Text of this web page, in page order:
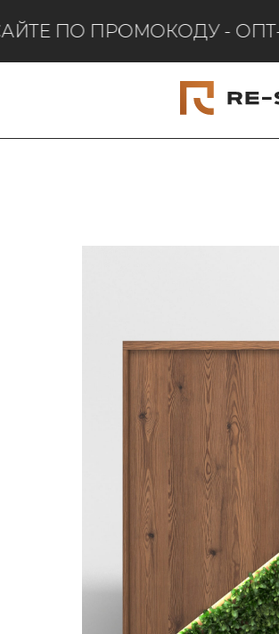
ПО ПРОМОКОДУ - ОПТ-